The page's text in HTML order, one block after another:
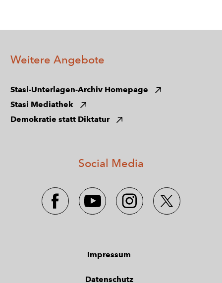
Weitere Angebote
Stasi-Unterlagen-Archiv Homepage
Stasi Mediathek
Demokratie statt Diktatur
Social Media
Facebook YoutTube Instagram Twitter
Impressum
Datenschutz